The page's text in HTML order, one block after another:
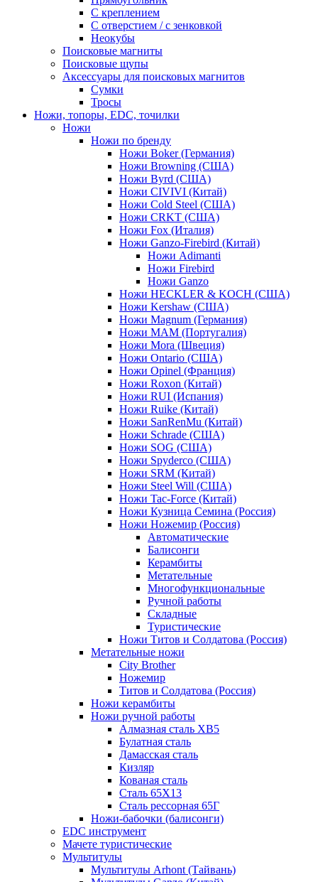
С креплением
С отверстием / с зенковкой
Неокубы
Поисковые магниты
Поисковые щупы
Аксессуары для поисковых магнитов
Сумки
Тросы
Ножи, топоры, EDC, точилки
Ножи
Ножи по бренду
Ножи Boker (Германия)
Ножи Browning (США)
Ножи Byrd (США)
Ножи CIVIVI (Китай)
Ножи Cold Steel (США)
Ножи CRKT (США)
Ножи Fox (Италия)
Ножи Ganzo-Firebird (Китай)
Ножи Adimanti
Ножи Firebird
Ножи Ganzo
Ножи HECKLER & KOCH (США)
Ножи Kershaw (США)
Ножи Magnum (Германия)
Ножи MAM (Португалия)
Ножи Mora (Швеция)
Ножи Ontario (США)
Ножи Opinel (Франция)
Ножи Roxon (Китай)
Ножи RUI (Испания)
Ножи Ruike (Китай)
Ножи SanRenMu (Китай)
Ножи Schrade (США)
Ножи SOG (США)
Ножи Spyderco (США)
Ножи SRM (Китай)
Ножи Steel Will (США)
Ножи Tac-Force (Китай)
Ножи Кузница Семина (Россия)
Ножи Ножемир (Россия)
Автоматические
Балисонги
Керамбиты
Метательные
Многофункциональные
Ручной работы
Складные
Туристические
Ножи Титов и Солдатова (Россия)
Метательные ножи
City Brother
Ножемир
Титов и Солдатова (Россия)
Ножи керамбиты
Ножи ручной работы
Алмазная сталь ХВ5
Булатная сталь
Дамасская сталь
Кизляр
Кованая сталь
Сталь 65Х13
Сталь рессорная 65Г
Ножи-бабочки (балисонги)
EDC инструмент
Мачете туристические
Мультитулы
Мультитулы Arhont (Тайвань)